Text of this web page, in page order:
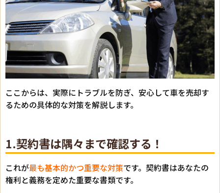
ここからは、実際にトラブルを防ぎ、安心して車を売却す
るための具体的な対策を解説します。
1.契約書は隅々まで確認する！
これが最も基本的かつ重要な対策です。契約書はあなたの
権利と義務を定めた重要な書類です。